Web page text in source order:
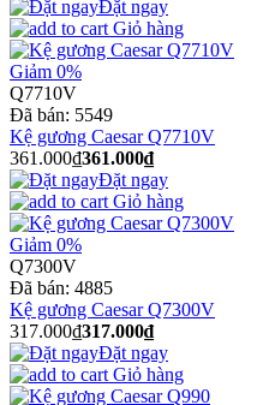
Đặt ngay
Giỏ hàng
Giảm 0%
Q7710V
Đã bán: 5549
Kệ gương Caesar Q7710V
361.000₫361.000₫
Đặt ngay
Giỏ hàng
Giảm 0%
Q7300V
Đã bán: 4885
Kệ gương Caesar Q7300V
317.000₫317.000₫
Đặt ngay
Giỏ hàng